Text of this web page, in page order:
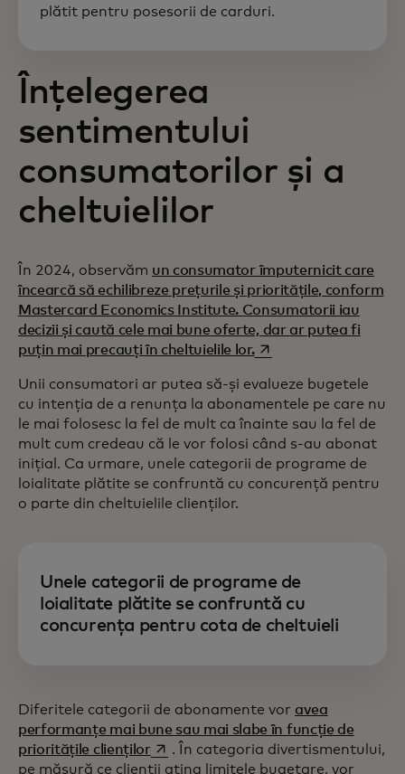
plătit pentru posesorii de carduri.
Înțelegerea
sentimentului
consumatorilor și a
cheltuielilor
În 2024, observăm un consumator împuternicit care
încearcă să echilibreze prețurile și prioritățile, conform
Mastercard Economics Institute. Consumatorii iau
decizii și caută cele mai bune oferte, dar ar putea fi
puțin mai precauți în cheltuielile lor.opens in a new tab
Unii consumatori ar putea să-și evalueze bugetele
cu intenția de a renunța la abonamentele pe care nu
le mai folosesc la fel de mult ca înainte sau la fel de
mult cum credeau că le vor folosi când s-au abonat
inițial. Ca urmare, unele categorii de programe de
loialitate plătite se confruntă cu concurență pentru
o parte din cheltuielile clienților.
Unele categorii de programe de
loialitate plătite se confruntă cu
concurența pentru cota de cheltuieli
Diferitele categorii de abonamente vor avea
performanțe mai bune sau mai slabe în funcție de
prioritățile cliențiloropens in a new tab
. În categoria divertismentului,
pe măsură ce clienții ating limitele bugetare, vor